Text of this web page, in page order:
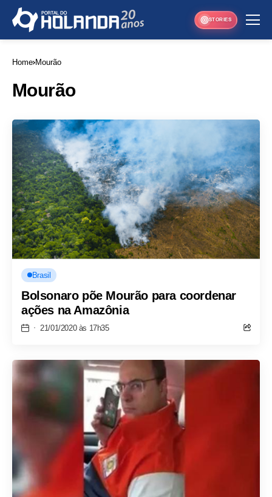
STORIES
Home Mourão
Mourão
Brasil
Bolsonaro põe Mourão para coordenar
ações na Amazônia
21/01/2020 às 17h35